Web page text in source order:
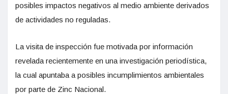
posibles impactos negativos al medio ambiente derivados
de actividades no reguladas.
La visita de inspección fue motivada por información
revelada recientemente en una investigación periodística,
la cual apuntaba a posibles incumplimientos ambientales
por parte de Zinc Nacional.